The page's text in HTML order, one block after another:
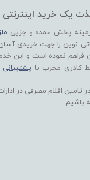
یک خرید اینترنتی
زمینه پخش عمده و جزیی
نوین را جهت خریدی
فراهم نموده است و این
کادری مجرب با پشتیبانی
اقلام مصرفی در
باشیم.